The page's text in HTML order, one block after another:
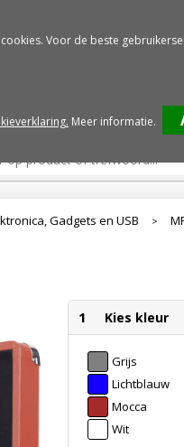
Gadgets en USB >
1 Kies kleur
Grijs
Lichtblauw
Mocca
Wit
Voor de beste
Meer informatie.